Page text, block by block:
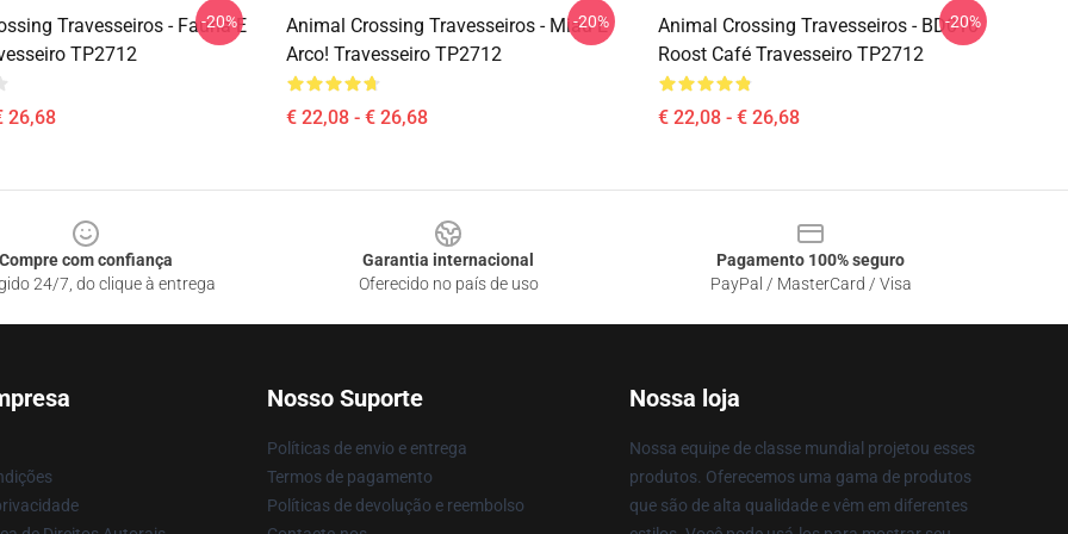
Travesseiros - Fauna E
TP2712
26,68
-20%
Animal Crossing Travesseiros - Miau E
Arco! Travesseiro TP2712
€ 22,08 - € 26,68
-20%
Animal Crossing Travesseiros - BD010
Roost Café Travesseiro TP2712
€ 22,08 - € 26,68
-20%
Compre com confiança
24/7, do clique à entrega
Garantia internacional
Oferecido no país de uso
Pagamento 100% seguro
PayPal / MasterCard / Visa
Nosso Suporte
Políticas de envio e entrega
Termos de pagamento
Políticas de devolução e reembolso
Nossa loja
Nossa equipe de classe mundial projetou esses
produtos. Oferecemos uma gama de produtos
que são de alta qualidade e vêm em diferentes